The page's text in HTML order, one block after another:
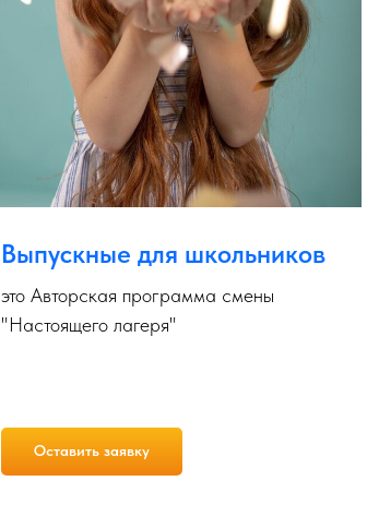
Выпускные для школьников
это Авторская программа смены
"Настоящего лагеря"
Оставить заявку